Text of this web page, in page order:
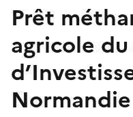
Prêt
agricole
Normandie